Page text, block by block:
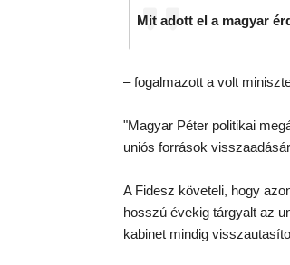
Mit adott el a magyar
– fogalmazott a volt
"Magyar Péter politikai
uniós források
A Fidesz követeli, hogy
hosszú évekig tárgyalt az
kabinet mindig